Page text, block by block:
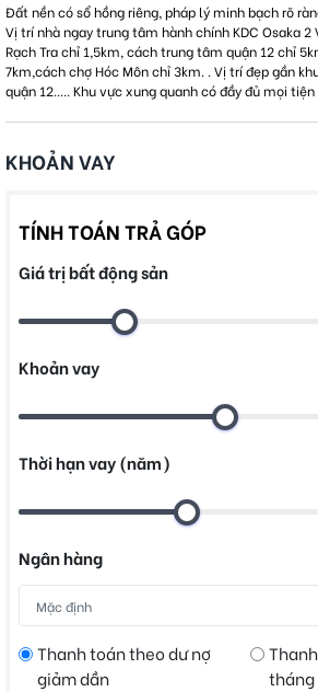
Đất nền có sổ hồng riêng, pháp lý minh bạch rõ
Vị trí nhà ngay trung tâm hành chính KDC Osaka 2
Rạch Tra chỉ 1,5km, cách trung tâm quận 12 chỉ
7km,cách chợ Hóc Môn chỉ 3km. . Vị trí đẹp gần
quận 12..... Khu vực xung quanh có đầy đủ mọi tiện
KHOẢN VAY
TÍNH TOÁN TRẢ GÓP
Giá trị bất động sản
Khoản vay
Thời hạn vay (năm)
Ngân hàng
Thanh toán theo dư nợ
giảm dần
tháng